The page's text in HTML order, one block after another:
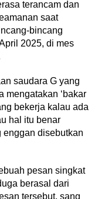
terancam dan
saat
bincang
2025, di mes
saudara G yang
mengatakan ‘bakar
bekerja kalau ada
hal itu benar
enggan disebutkan
pesan singkat
berasal dari
tersebut, sang